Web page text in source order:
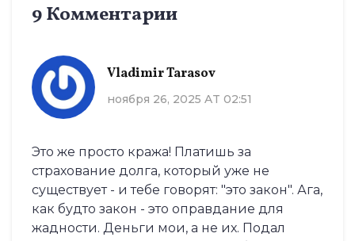
9 Комментарии
Vladimir Tarasov
ноября 26, 2025 AT 02:51
Это же просто кража! Платишь за
страхование долга, который уже не
существует - и тебе говорят: "это закон". Ага,
как будто закон - это оправдание для
жадности. Деньги мои, а не их. Подал